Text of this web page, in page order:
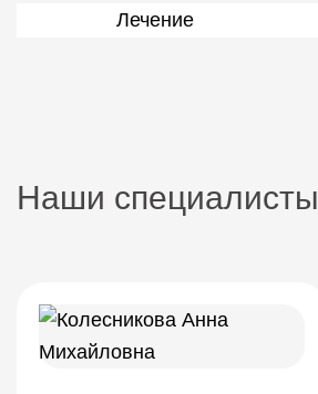
Лечение
Наши специалисты